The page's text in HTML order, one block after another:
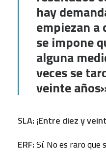
hay
empiezan a
se impone
alguna
veces se
veinte
SLA: ¡Entre diez y
ERF:Sí. No es raro